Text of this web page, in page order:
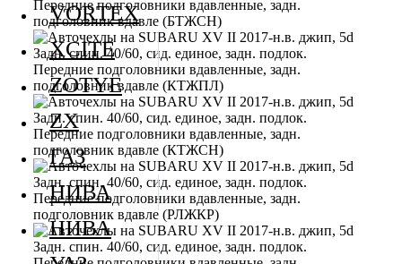
VORTEX
XCITE
ZOTYE
ZX
ГАЗ
НИВА
НИВА